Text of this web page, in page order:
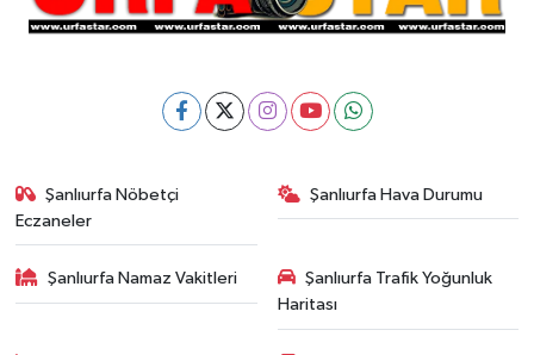
Şanlıurfa Nöbetçi
Eczaneler
Şanlıurfa Hava Durumu
Şanlıurfa Namaz Vakitleri
Şanlıurfa Trafik Yoğunluk
Haritası